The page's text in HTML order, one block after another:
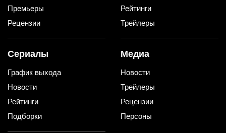
Премьеры
Рецензии
Рейтинги
Трейлеры
Сериалы
График выхода
Новости
Рейтинги
Подборки
Медиа
Новости
Трейлеры
Рецензии
Персоны